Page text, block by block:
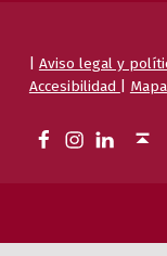
Aviso legal y
Accesibilidad